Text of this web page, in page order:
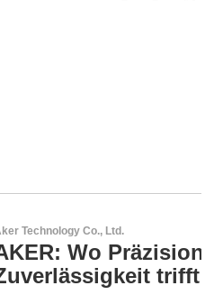
auf
trifft